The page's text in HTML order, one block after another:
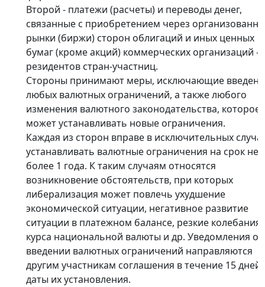
Второй - платежи (расчеты) и переводы денег,
связанные с приобретением через
рынки (биржи) сторон облигаций и иных ценных
бумаг (кроме акций) коммерческих организаций -
резидентов стран-участниц.
Стороны принимают меры, исключающие
любых валютных ограничений, а также любого
изменения валютного законодательства, которое
может устанавливать новые ограничения.
Каждая из сторон вправе в исключительных
устанавливать валютные ограничения на срок не
более 1 года. К таким случаям относятся
возникновение обстоятельств, при которых
либерализация может повлечь ухудшение
экономической ситуации, негативное развитие
ситуации в платежном балансе, резкие колебания
курса национальной валюты и др. Уведомления о
введении валютных ограничений направляются
другим участникам соглашения в течение 15 дней
даты их установления.